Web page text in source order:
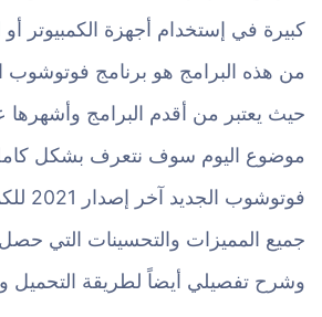
كبيرة في إستخدام أجهزة الكمبيوتر أو
من هذه البرامج هو برنامج فوتوشوب
حيث يعتبر من أقدم البرامج وأشهرها
موضوع اليوم سوف نتعرف بشكل
جميع المميزات والتحسينات التي حصل
وشرح تفصيلي أيضاً لطريقة التحميل